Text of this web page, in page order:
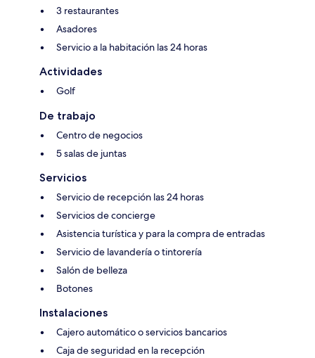
3 restaurantes
Asadores
Servicio a la habitación las 24 horas
Actividades
Golf
De trabajo
Centro de negocios
5 salas de juntas
Servicios
Servicio de recepción las 24 horas
Servicios de concierge
Asistencia turística y para la compra de entradas
Servicio de lavandería o tintorería
Salón de belleza
Botones
Instalaciones
Cajero automático o servicios bancarios
Caja de seguridad en la recepción